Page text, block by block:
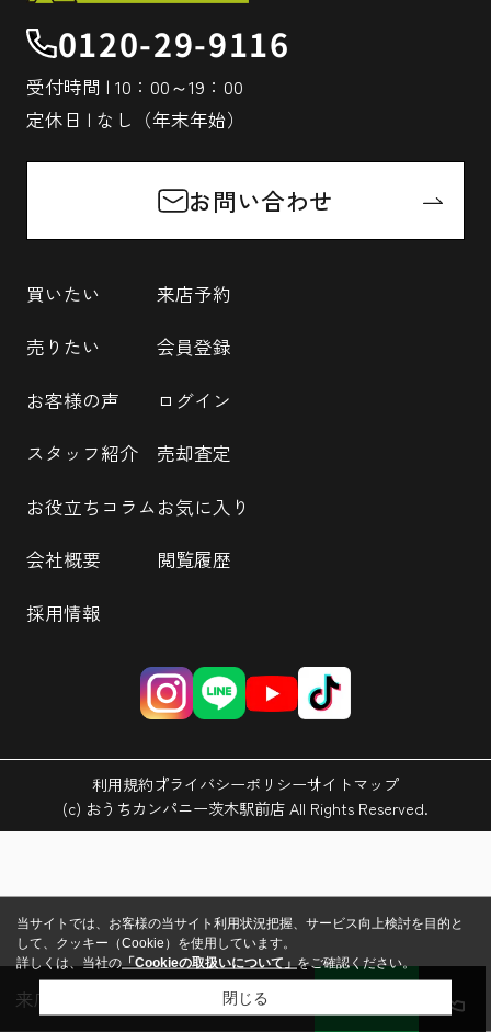
0120-29-9116
受付時間 | 10：00～19：00
定休日 | なし（年末年始）
お問い合わせ
買いたい
売りたい
お客様の声
スタッフ紹介
お役立ちコラム
会社概要
採用情報
来店予約
会員登録
ログイン
売却査定
お気に入り
閲覧履歴
利用規約プライバシーポリシーサイトマップ
(c) おうちカンパニー茨木駅前店 All Rights Reserved.
来店予約 ログイン
当サイトでは、お客様の当サイト利用状況把握、サービス向上検討を目的と
して、クッキー（Cookie）を使用しています。
詳しくは、当社の「Cookieの取扱いについて」をご確認ください。
閉じる